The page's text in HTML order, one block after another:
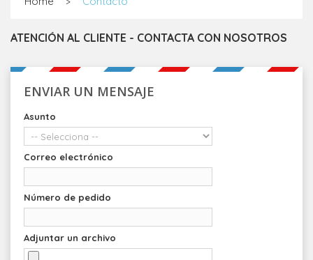
ATENCIÓN AL CLIENTE - CONTACTA CON NOSOTROS
ENVIAR UN MENSAJE
Asunto
Correo electrónico
Número de pedido
Adjuntar un archivo